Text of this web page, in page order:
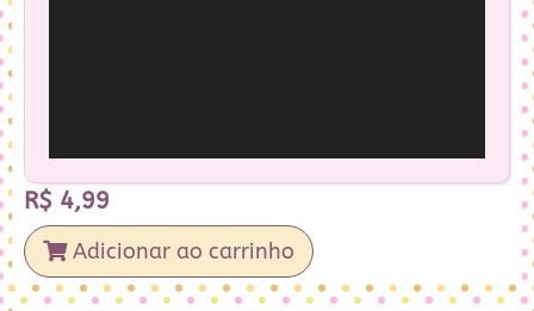
R$ 4,99
Adicionar ao carrinho